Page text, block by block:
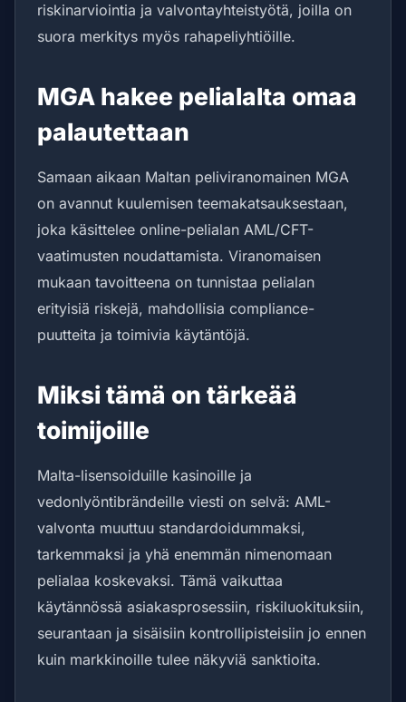
riskinarviointia ja valvontayhteistyötä, joilla on
suora merkitys myös rahapeliyhtiöille.
MGA hakee pelialalta omaa
palautettaan
Samaan aikaan Maltan peliviranomainen MGA
on avannut kuulemisen teemakatsauksestaan,
joka käsittelee online-pelialan AML/CFT-
vaatimusten noudattamista. Viranomaisen
mukaan tavoitteena on tunnistaa pelialan
erityisiä riskejä, mahdollisia compliance-
puutteita ja toimivia käytäntöjä.
Miksi tämä on tärkeää
toimijoille
Malta-lisensoiduille kasinoille ja
vedonlyöntibrändeille viesti on selvä: AML-
valvonta muuttuu standardoidummaksi,
tarkemmaksi ja yhä enemmän nimenomaan
pelialaa koskevaksi. Tämä vaikuttaa
käytännössä asiakasprosessiin, riskiluokituksiin,
seurantaan ja sisäisiin kontrollipisteisiin jo ennen
kuin markkinoille tulee näkyviä sanktioita.